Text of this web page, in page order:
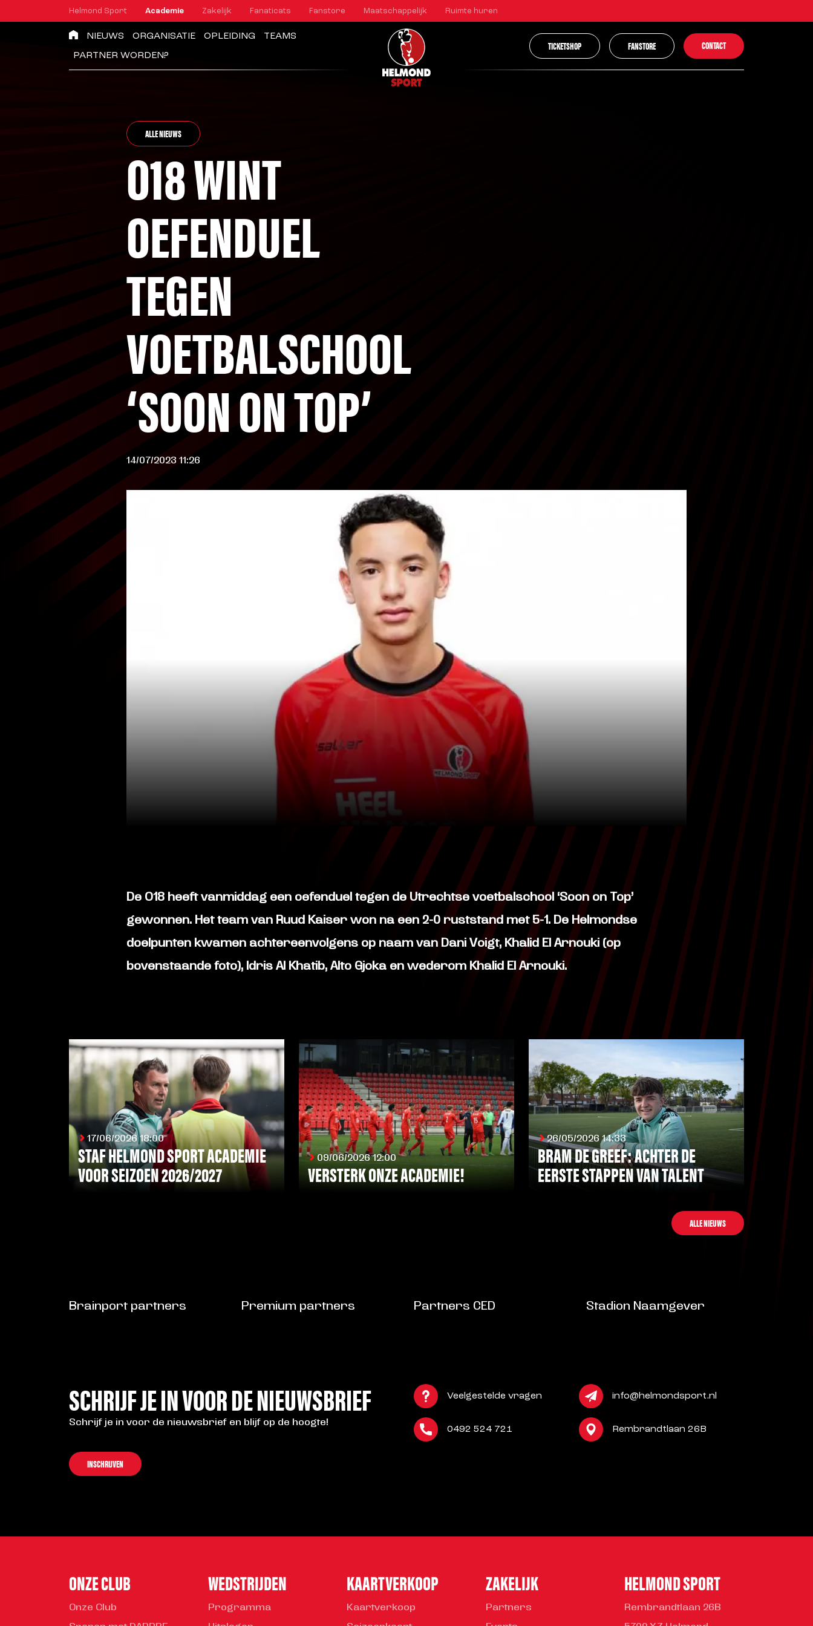
Helmond Sport Academie Zakelijk Fanaticats Fanstore Maatschappelijk Ruimte huren
NIEUWS ORGANISATIE OPLEIDING
TEAMS
PARTNER WORDEN?
TICKETSHOP FANSTORE CONTACT
ALLE NIEUWS
O18 WINT
OEFENDUEL
TEGEN
VOETBALSCHOOL
‘SOON ON TOP’
14/07/2023 11:26
De O18 heeft vanmiddag een oefenduel tegen de Utrechtse voetbalschool ‘Soon on Top’
gewonnen. Het team van Ruud Kaiser won na een 2-0 ruststand met 5-1. De Helmondse
doelpunten kwamen achtereenvolgens op naam van Dani Voigt, Khalid El Arnouki (op
bovenstaande foto), Idris Al Khatib, Alto Gjoka en wederom Khalid El Arnouki.
17/06/2026 18:00
STAF HELMOND SPORT ACADEMIE
VOOR SEIZOEN 2026/2027
09/06/2026 12:00
VERSTERK ONZE ACADEMIE!
26/05/2026 14:33
BRAM DE GREEF: ACHTER DE
EERSTE STAPPEN VAN TALENT
ALLE NIEUWS
Brainport partners Premium partners Partners CED Stadion Naamgever
SCHRIJF JE IN VOOR DE NIEUWSBRIEF
Schrijf je in voor de nieuwsbrief en blijf op de hoogte!
INSCHRIJVEN
Veelgestelde vragen info@helmondsport.nl
0492 524 721 Rembrandtlaan 26B
ONZE CLUB
Onze Club
WEDSTRIJDEN
Programma
KAARTVERKOOP
Kaartverkoop
ZAKELIJK
Partners
HELMOND SPORT
Rembrandtlaan 26B